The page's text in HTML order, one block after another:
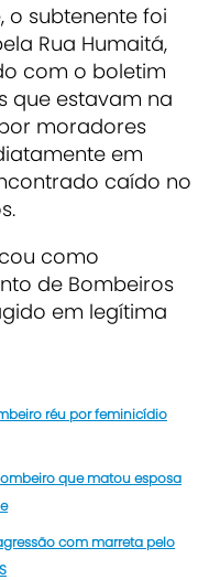
o subtenente foi
Rua Humaitá,
com o boletim
que estavam na
moradores
em
caído no
como
de Bombeiros
em legítima
réu por feminicídio
que matou esposa
com marreta pelo